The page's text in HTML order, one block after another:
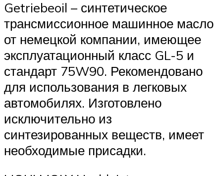
Getriebeoil – синтетическое
трансмиссионное машинное масло
от немецкой компании, имеющее
эксплуатационный класс GL-5 и
стандарт 75W90. Рекомендовано
для использования в легковых
автомобилях. Изготовлено
исключительно из
синтезированных веществ, имеет
необходимые присадки.